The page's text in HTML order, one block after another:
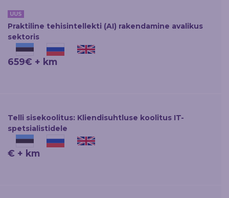
UUS
Praktiline tehisintellekti (AI) rakendamine avalikus
sektoris
659€ + km
Telli sisekoolitus: Kliendisuhtluse koolitus IT-
spetsialistidele
€ + km